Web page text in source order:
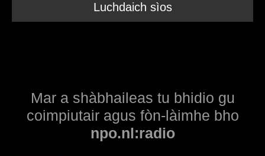
Luchdaich sìos
Mar a shàbhaileas tu bhidio gu
coimpiutair agus fòn-làimhe bho
npo.nl:radio